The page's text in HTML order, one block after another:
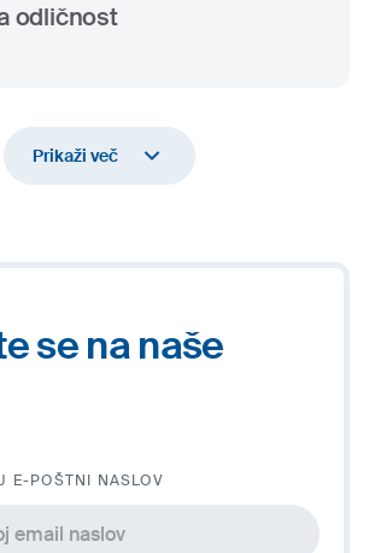
odličnost
Prikaži več
se na naše
E-POŠTNI NASLOV